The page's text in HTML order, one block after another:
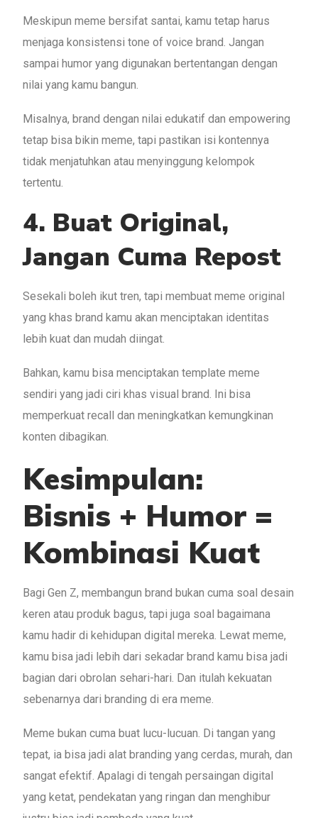
Meskipun meme bersifat santai, kamu tetap harus
menjaga konsistensi tone of voice brand. Jangan
sampai humor yang digunakan bertentangan dengan
nilai yang kamu bangun.
Misalnya, brand dengan nilai edukatif dan empowering
tetap bisa bikin meme, tapi pastikan isi kontennya
tidak menjatuhkan atau menyinggung kelompok
tertentu.
4. Buat Original,
Jangan Cuma Repost
Sesekali boleh ikut tren, tapi membuat meme original
yang khas brand kamu akan menciptakan identitas
lebih kuat dan mudah diingat.
Bahkan, kamu bisa menciptakan template meme
sendiri yang jadi ciri khas visual brand. Ini bisa
memperkuat recall dan meningkatkan kemungkinan
konten dibagikan.
Kesimpulan:
Bisnis + Humor =
Kombinasi Kuat
Bagi Gen Z, membangun brand bukan cuma soal desain
keren atau produk bagus, tapi juga soal bagaimana
kamu hadir di kehidupan digital mereka. Lewat meme,
kamu bisa jadi lebih dari sekadar brand kamu bisa jadi
bagian dari obrolan sehari-hari. Dan itulah kekuatan
sebenarnya dari branding di era meme.
Meme bukan cuma buat lucu-lucuan. Di tangan yang
tepat, ia bisa jadi alat branding yang cerdas, murah, dan
sangat efektif. Apalagi di tengah persaingan digital
yang ketat, pendekatan yang ringan dan menghibur